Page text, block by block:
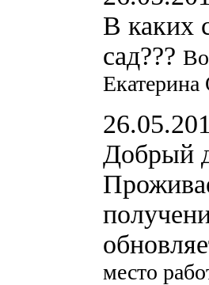
В каких
сад???
Добрый
место